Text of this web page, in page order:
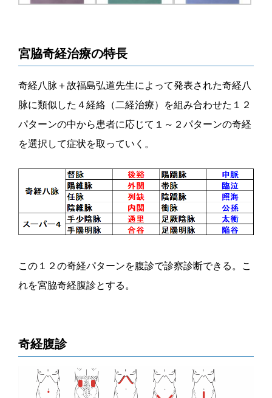
宮脇奇経治療の特長
奇経八脉＋故福島弘道先生によって発表された奇経八
脉に類似した４経絡（二経治療）を組み合わせた１２
パターンの中から患者に応じて１～２パターンの奇経
を選択して症状を取っていく。
この１２の奇経パターンを腹診で診察診断できる。こ
れを宮脇奇経腹診とする。
奇経腹診